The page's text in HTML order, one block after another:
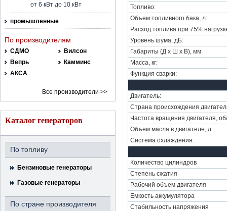
от 6 кВт до 10 кВт
промышленные
По производителям
СДМО
Вилсон
Вепрь
Камминс
АКСА
Все производители >>
Каталог генераторов
По топливу
Бензиновые генераторы
Газовые генераторы
По стране производителя
Топливо:
Объем топливного бака, л:
Расход топлива при 75%
Уровень шума, дБ:
Габариты (Д х Ш х В), мм
Масса, кг:
Функция сварки:
Двигатель:
Страна происхождения
Частота вращения двигателя,
Объем масла в двигателе, л:
Система охлаждения:
Количество цилиндров
Степень сжатия
Рабочий объем двигателя
Емкость аккумулятора
Стабильность напряжения